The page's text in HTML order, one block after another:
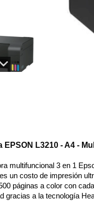
EPSON L3210 - A4 -
multifuncional 3 en 1
un costo de impresión
páginas a color con
gracias a la tecnología